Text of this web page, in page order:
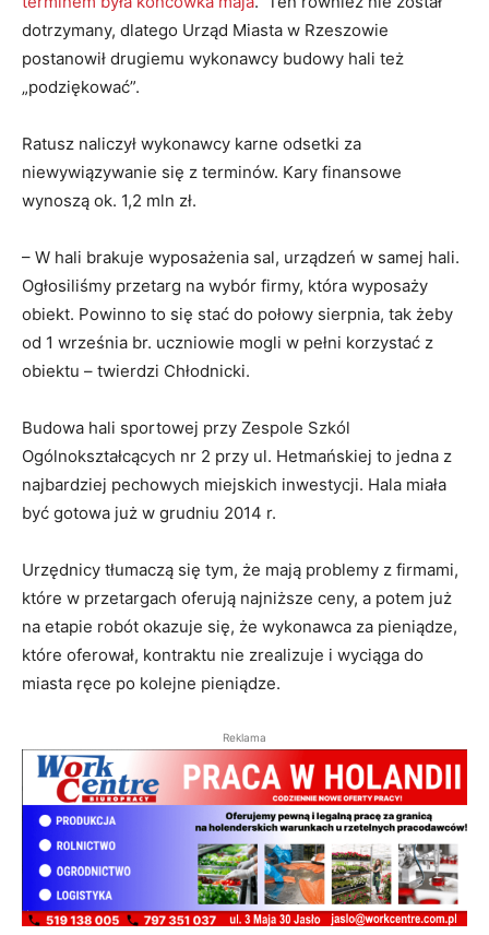
dotrzymany, dlatego Urząd Miasta w Rzeszowie
postanowił drugiemu wykonawcy budowy hali też
„podziękować”.
Ratusz naliczył wykonawcy karne odsetki za
niewywiązywanie się z terminów. Kary finansowe
wynoszą ok. 1,2 mln zł.
– W hali brakuje wyposażenia sal, urządzeń w samej hali.
Ogłosiliśmy przetarg na wybór firmy, która wyposaży
obiekt. Powinno to się stać do połowy sierpnia, tak żeby
od 1 września br. uczniowie mogli w pełni korzystać z
obiektu – twierdzi Chłodnicki.
Budowa hali sportowej przy Zespole Szkól
Ogólnokształcących nr 2 przy ul. Hetmańskiej to jedna z
najbardziej pechowych miejskich inwestycji. Hala miała
być gotowa już w grudniu 2014 r.
Urzędnicy tłumaczą się tym, że mają problemy z firmami,
które w przetargach oferują najniższe ceny, a potem już
na etapie robót okazuje się, że wykonawca za pieniądze,
które oferował, kontraktu nie zrealizuje i wyciąga do
miasta ręce po kolejne pieniądze.
Reklama